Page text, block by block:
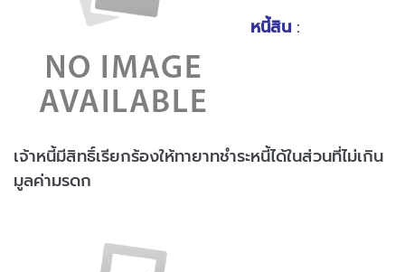
หนี้สิน :
เจ้าหนี้มีสิทธิ์เรียกร้องให้ทายาทชำระหนี้ได้ในส่วนที่ไม่เกิน
มูลค่ามรดก